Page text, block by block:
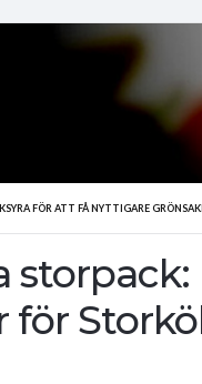
FÖR ATT FÅ NYTTIGARE
för